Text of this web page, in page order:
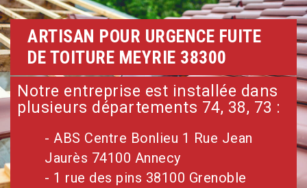
ARTISAN POUR URGENCE FUITE
DE TOITURE MEYRIE 38300
Notre entreprise est installée dans
plusieurs départements 74, 38, 73 :
- ABS Centre Bonlieu 1 Rue Jean
Jaurès 74100 Annecy
- 1 rue des pins 38100 Grenoble